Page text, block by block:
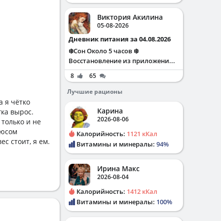
я чётко
вырос.
и не
стоит, я ем.
Виктория Акилина
05-08-2026
Дневник питания за 04.08.2026
❄️Сон Около 5 часов ❄️
Восстановление из приложени...
8
65
Лучшие рационы
Карина
2026-08-06
Калорийность: 1121 кКал
Витамины и минералы: 94%
Ирина Макс
2026-08-04
Калорийность: 1412 кКал
Витамины и минералы: 100%